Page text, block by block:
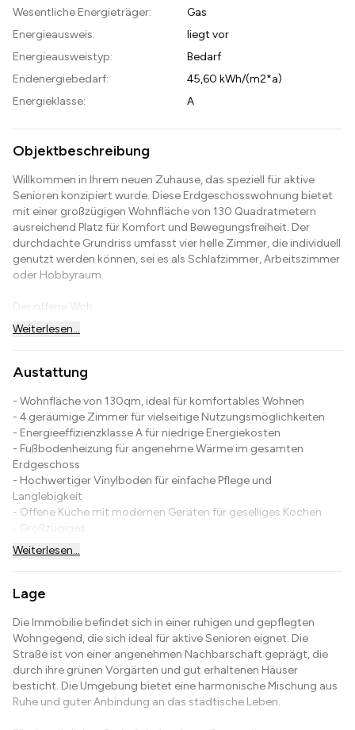
Wesentliche Energieträger:
Gas
Energieausweis:
liegt vor
Energieausweistyp:
Bedarf
Endenergiebedarf:
45,60 kWh/(m2*a)
Energieklasse:
A
Objektbeschreibung
Willkommen in Ihrem neuen Zuhause, das speziell für aktive
Senioren konzipiert wurde. Diese Erdgeschosswohnung bietet
mit einer großzügigen Wohnfläche von 130 Quadratmetern
ausreichend Platz für Komfort und Bewegungsfreiheit. Der
durchdachte Grundriss umfasst vier helle Zimmer, die individuell
genutzt werden können, sei es als Schlafzimmer, Arbeitszimmer
oder Hobbyraum.
Der offene Woh...
Weiterlesen...
Austattung
- Wohnfläche von 130qm, ideal für komfortables Wohnen
- 4 geräumige Zimmer für vielseitige Nutzungsmöglichkeiten
- Energieeffizienzklasse A für niedrige Energiekosten
- Fußbodenheizung für angenehme Wärme im gesamten
Erdgeschoss
- Hochwertiger Vinylboden für einfache Pflege und
Langlebigkeit
- Offene Küche mit modernen Geräten für geselliges Kochen
- Großzügiges...
Weiterlesen...
Lage
Die Immobilie befindet sich in einer ruhigen und gepflegten
Wohngegend, die sich ideal für aktive Senioren eignet. Die
Straße ist von einer angenehmen Nachbarschaft geprägt, die
durch ihre grünen Vorgärten und gut erhaltenen Häuser
besticht. Die Umgebung bietet eine harmonische Mischung aus
Ruhe und guter Anbindung an das städtische Leben.